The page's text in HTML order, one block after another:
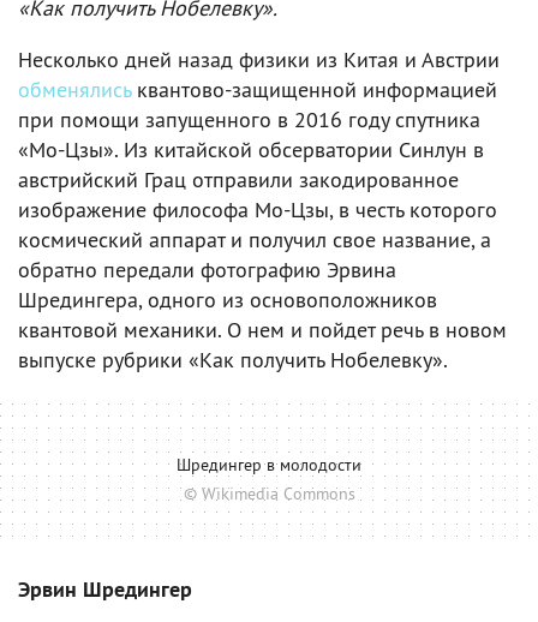
«Как получить Нобелевку».
Несколько дней назад физики из Китая и Австрии
обменялиськвантово-защищенной информацией
при помощи запущенного в 2016 году спутника
«Мо-Цзы». Из китайской обсерватории Синлун в
австрийский Грац отправили закодированное
изображение философа Мо-Цзы, в честь которого
космический аппарат и получил свое название, а
обратно передали фотографию Эрвина
Шредингера, одного из основоположников
квантовой механики. О нем и пойдет речь в новом
выпуске рубрики «Как получить Нобелевку».
Шредингер в молодости
© Wikimedia Commons
Эрвин Шредингер